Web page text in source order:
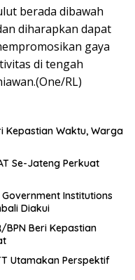
berada dibawah
diharapkan dapat
gaya
di tengah
RL)
Kepastian Waktu, Warga
Se-Jateng Perkuat
Institutions
Diakui
BPN Beri Kepastian
Utamakan Perspektif